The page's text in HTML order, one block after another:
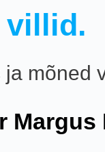
villid.
mõned
Margus